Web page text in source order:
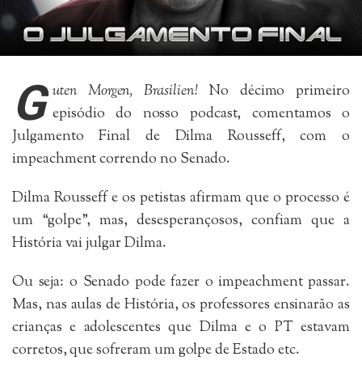
G uten Morgen, Brasilien! No décimo primeiro
episódio do nosso podcast, comentamos o
Julgamento Final de Dilma Rousseff, com o
impeachment correndo no Senado.
Dilma Rousseff e os petistas afirmam que o processo é
um “golpe”, mas, desesperançosos, confiam que a
História vai julgar Dilma.
Ou seja: o Senado pode fazer o impeachment passar.
Mas, nas aulas de História, os professores ensinarão as
crianças e adolescentes que Dilma e o PT estavam
corretos, que sofreram um golpe de Estado etc.